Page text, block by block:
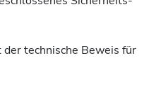
technische Beweis für